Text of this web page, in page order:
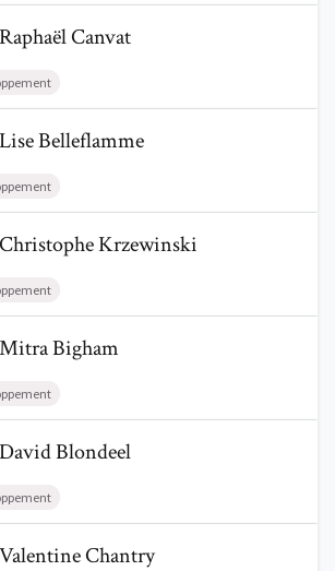
Trouve un avocat
Qui sommes-nous
Canvat
RaphaëlCanvat
Belleflamme
LiseBelleflamme
Krzewinski
ChristopheKrzewinski
Bigham
MitraBigham
Blondeel
DavidBlondeel
Chantry
ValentineChantry